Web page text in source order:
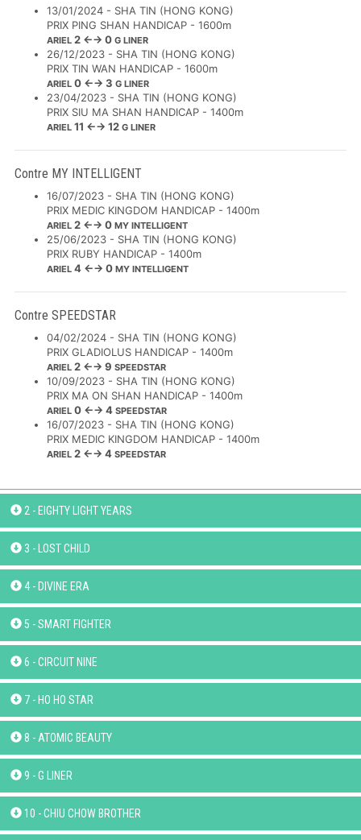
13/01/2024 - SHA TIN (HONG KONG)
PRIX PING SHAN HANDICAP - 1600m
ARIEL 2 ←→ 0 G LINER
26/12/2023 - SHA TIN (HONG KONG)
PRIX TIN WAN HANDICAP - 1600m
ARIEL 0 ←→ 3 G LINER
23/04/2023 - SHA TIN (HONG KONG)
PRIX SIU MA SHAN HANDICAP - 1400m
ARIEL 11 ←→ 12 G LINER
Contre MY INTELLIGENT
16/07/2023 - SHA TIN (HONG KONG)
PRIX MEDIC KINGDOM HANDICAP - 1400m
ARIEL 2 ←→ 0 MY INTELLIGENT
25/06/2023 - SHA TIN (HONG KONG)
PRIX RUBY HANDICAP - 1400m
ARIEL 4 ←→ 0 MY INTELLIGENT
Contre SPEEDSTAR
04/02/2024 - SHA TIN (HONG KONG)
PRIX GLADIOLUS HANDICAP - 1400m
ARIEL 2 ←→ 9 SPEEDSTAR
10/09/2023 - SHA TIN (HONG KONG)
PRIX MA ON SHAN HANDICAP - 1400m
ARIEL 0 ←→ 4 SPEEDSTAR
16/07/2023 - SHA TIN (HONG KONG)
PRIX MEDIC KINGDOM HANDICAP - 1400m
ARIEL 2 ←→ 4 SPEEDSTAR
2 - EIGHTY LIGHT YEARS
3 - LOST CHILD
4 - DIVINE ERA
5 - SMART FIGHTER
6 - CIRCUIT NINE
7 - HO HO STAR
8 - ATOMIC BEAUTY
9 - G LINER
10 - CHIU CHOW BROTHER